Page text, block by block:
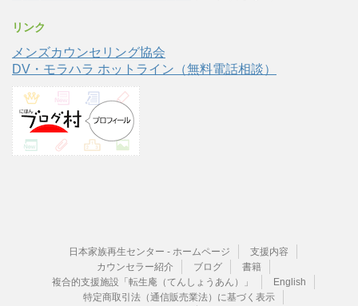
リンク
メンズカウンセリング協会
DV・モラハラ ホットライン（無料電話相談）
日本家族再生センター - ホームページ
支援内容
カウンセラー紹介
ブログ
書籍
複合的支援施設「転生庵（てんしょうあん）」
English
特定商取引法（通信販売業法）に基づく表示